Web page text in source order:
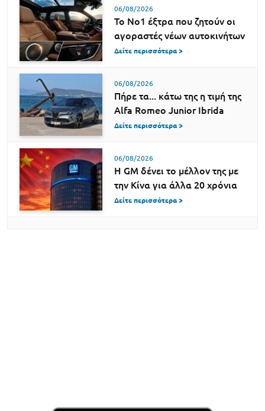
06/08/2026
Το Νο1 έξτρα που ζητούν οι
αγοραστές νέων αυτοκινήτων
Δείτε περισσότερα >
06/08/2026
Πήρε τα... κάτω της η τιμή της
Alfa Romeo Junior Ibrida
Δείτε περισσότερα >
06/08/2026
Η GM δένει το μέλλον της με
την Κίνα για άλλα 20 χρόνια
Δείτε περισσότερα >